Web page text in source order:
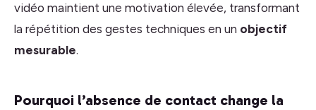
vidéo maintient une motivation élevée, transformant
la répétition des gestes techniques en un objectif
mesurable.
Pourquoi l’absence de contact change la